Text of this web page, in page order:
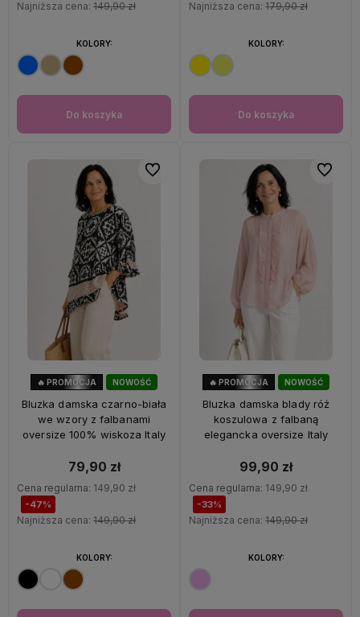
Najniższa cena: 149,90 zł
Do koszyka
KOLORY:
Najniższa cena: 179,90 zł
Do koszyka
KOLORY:
NOWOŚĆ
🔥 PROMOCJA
Bluzka damska czarno-biała
we wzory z falbanami
oversize 100% wiskoza Italy
79,90 zł
Cena regularna: 149,90 zł
-47%
Najniższa cena: 149,90 zł
KOLORY:
Do ulubionych
NOWOŚĆ
🔥 PROMOCJA
Bluzka damska blady róż
koszulowa z falbaną
elegancka oversize Italy
99,90 zł
Cena regularna: 149,90 zł
-33%
Najniższa cena: 149,90 zł
KOLORY:
Do